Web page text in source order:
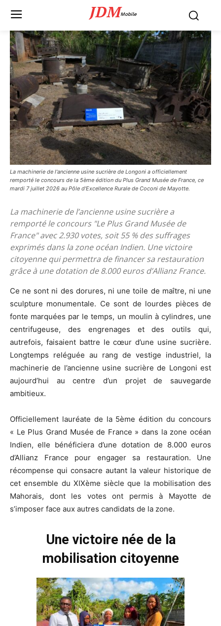
JDMMobile
La machinerie de l'ancienne usine sucrière de Longoni a officiellement
remporté le concours de la 5ème édition du Plus Grand Musée de France, ce
mardi 7 juillet 2026 au Pôle d'Excellence Rurale de Coconi de Mayotte.
La machinerie de l’ancienne usine sucrière a
remporté le concours "Le Plus Grand Musée de
France" avec 2.930 votes, soit 55 % des suffrages
exprimés dans la zone océan Indien. Une victoire
citoyenne qui permettra de financer sa restauration
grâce à une dotation de 8.000 euros d’Allianz France.
Ce ne sont ni des dorures, ni une toile de maître, ni une
sculpture monumentale. Ce sont de lourdes pièces de
fonte marquées par le temps, un moulin à cylindres, une
centrifugeuse, des engrenages et des outils qui,
autrefois, faisaient battre le cœur d’une usine sucrière.
Longtemps reléguée au rang de vestige industriel, la
machinerie de l’ancienne usine sucrière de Longoni est
aujourd’hui au centre d’un projet de sauvegarde
ambitieux.
Officiellement lauréate de la 5ème édition du concours
« Le Plus Grand Musée de France » dans la zone océan
Indien, elle bénéficiera d’une dotation de 8.000 euros
d’Allianz France pour engager sa restauration. Une
récompense qui consacre autant la valeur historique de
cet ensemble du XIXème siècle que la mobilisation des
Mahorais, dont les votes ont permis à Mayotte de
s’imposer face aux autres candidats de la zone.
Une victoire née de la
mobilisation citoyenne